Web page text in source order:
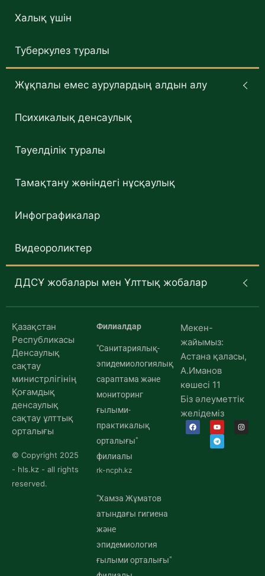
Халық үшін
Туберкулез туралы
Жұқпалы емес аурулардың алдын алу
Психикалық денсаулық
Тәуелділік туралы
Тамақтану жөніндегі нұсқаулық
Инфографикалар
Видеороликтер
ДДСҰ жобалары мен Ұлттық жобалар
Қазақстан
Республикасы
Денсаулық
сақтау
министрлігінің
Қоғамдық
денсаулық
сақтау ұлттық
орталығы
© Copyright 2025
- hls.kz - all rights
reserved.
Филиалдар
"Санитариялық-
эпидемиологиялық
сараптама және
мониторинг
ғылыми-
практикалық
орталығы"
филиалы
rk-ncph.kz
"Хамза Жұматов
атындағы гигиена
және
эпидемиология
ғылыми орталығы"
Мекен-
жайымыз:
Астана қаласы,
А.Иманов
көшесі 11
Біз әлеуметтік
желідеміз